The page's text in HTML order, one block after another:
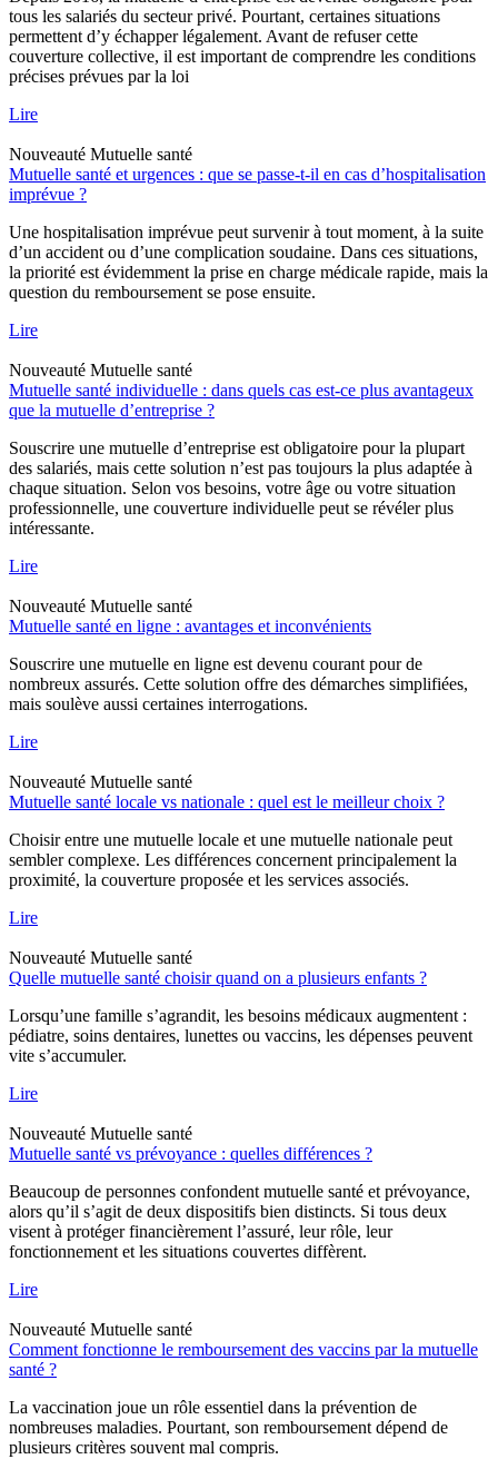
tous les salariés du secteur privé. Pourtant, certaines situations
permettent d’y échapper légalement. Avant de refuser cette
couverture collective, il est important de comprendre les conditions
précises prévues par la loi
Lire
Nouveauté Mutuelle santé
Mutuelle santé et urgences : que se passe-t-il en cas d’hospitalisation
imprévue ?
Une hospitalisation imprévue peut survenir à tout moment, à la suite
d’un accident ou d’une complication soudaine. Dans ces situations,
la priorité est évidemment la prise en charge médicale rapide, mais la
question du remboursement se pose ensuite.
Lire
Nouveauté Mutuelle santé
Mutuelle santé individuelle : dans quels cas est-ce plus avantageux
que la mutuelle d’entreprise ?
Souscrire une mutuelle d’entreprise est obligatoire pour la plupart
des salariés, mais cette solution n’est pas toujours la plus adaptée à
chaque situation. Selon vos besoins, votre âge ou votre situation
professionnelle, une couverture individuelle peut se révéler plus
intéressante.
Lire
Nouveauté Mutuelle santé
Mutuelle santé en ligne : avantages et inconvénients
Souscrire une mutuelle en ligne est devenu courant pour de
nombreux assurés. Cette solution offre des démarches simplifiées,
mais soulève aussi certaines interrogations.
Lire
Nouveauté Mutuelle santé
Mutuelle santé locale vs nationale : quel est le meilleur choix ?
Choisir entre une mutuelle locale et une mutuelle nationale peut
sembler complexe. Les différences concernent principalement la
proximité, la couverture proposée et les services associés.
Lire
Nouveauté Mutuelle santé
Quelle mutuelle santé choisir quand on a plusieurs enfants ?
Lorsqu’une famille s’agrandit, les besoins médicaux augmentent :
pédiatre, soins dentaires, lunettes ou vaccins, les dépenses peuvent
vite s’accumuler.
Lire
Nouveauté Mutuelle santé
Mutuelle santé vs prévoyance : quelles différences ?
Beaucoup de personnes confondent mutuelle santé et prévoyance,
alors qu’il s’agit de deux dispositifs bien distincts. Si tous deux
visent à protéger financièrement l’assuré, leur rôle, leur
fonctionnement et les situations couvertes diffèrent.
Lire
Nouveauté Mutuelle santé
Comment fonctionne le remboursement des vaccins par la mutuelle
santé ?
La vaccination joue un rôle essentiel dans la prévention de
nombreuses maladies. Pourtant, son remboursement dépend de
plusieurs critères souvent mal compris.